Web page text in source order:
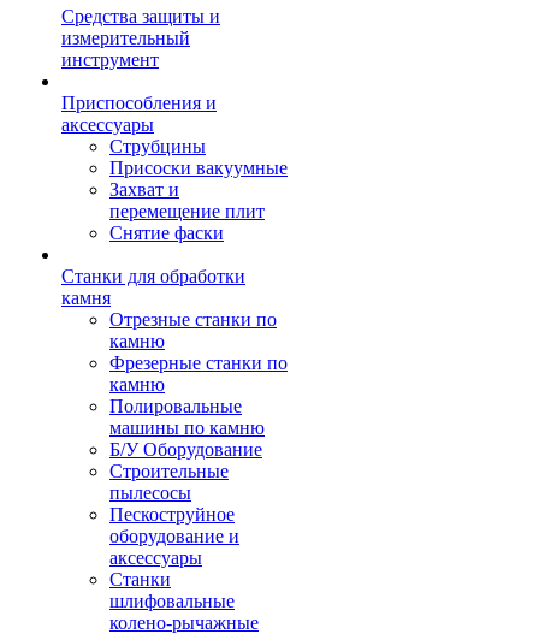
Средства защиты и
измерительный
инструмент
Приспособления и
аксессуары
Струбцины
Присоски вакуумные
Захват и
перемещение плит
Снятие фаски
Станки для обработки
камня
Отрезные станки по
камню
Фрезерные станки по
камню
Полировальные
машины по камню
Б/У Оборудование
Строительные
пылесосы
Пескоструйное
оборудование и
аксессуары
Станки
шлифовальные
колено-рычажные